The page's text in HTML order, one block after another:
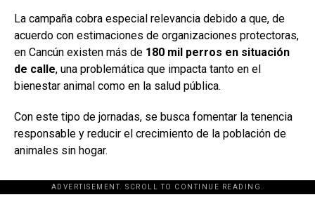
La campaña cobra especial relevancia debido a que, de
acuerdo con estimaciones de organizaciones protectoras,
en Cancún existen más de 180 mil perros en situación
de calle, una problemática que impacta tanto en el
bienestar animal como en la salud pública.
Con este tipo de jornadas, se busca fomentar la tenencia
responsable y reducir el crecimiento de la población de
animales sin hogar.
ADVERTISEMENT. SCROLL TO CONTINUE READING.
[adsforwp id="243463"]